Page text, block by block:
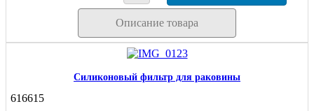
Описание товара
Силиконовый фильтр для раковины
616615